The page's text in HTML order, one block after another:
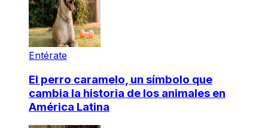
Entérate
El perro caramelo, un símbolo que
cambia la historia de los animales en
América Latina